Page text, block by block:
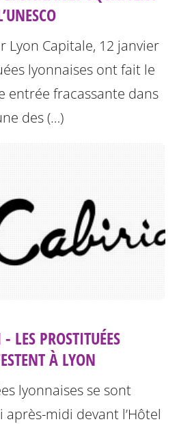
Lyon Capitale, 12 janvier
lyonnaises ont fait le
entrée fracassante dans
des (…)
LES PROSTITUÉES
À LYON
lyonnaises se sont
midi devant l’Hôtel